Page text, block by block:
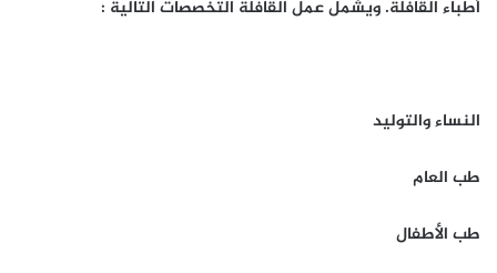
أطباء القافلة. ويشمل عمل القافلة التخصصات التالية :
النساء والتوليد
طب العام
طب الأطفال